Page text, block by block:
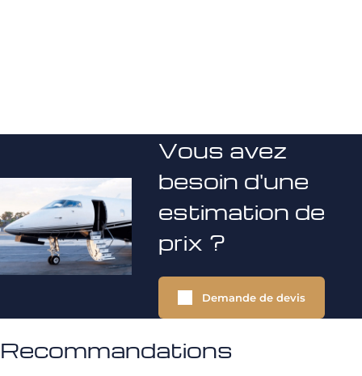
Vous avez
besoin d'une
estimation de
prix ?
Demande de devis
Recommandations